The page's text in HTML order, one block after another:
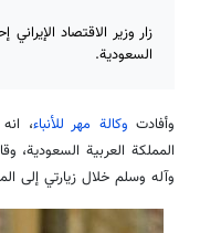
زار وزير الاقتصاد
السعودية.
وأفادت وكالة مهر للأنباء،
المملكة العربية
وآله وسلم خلال زيارتي إلى